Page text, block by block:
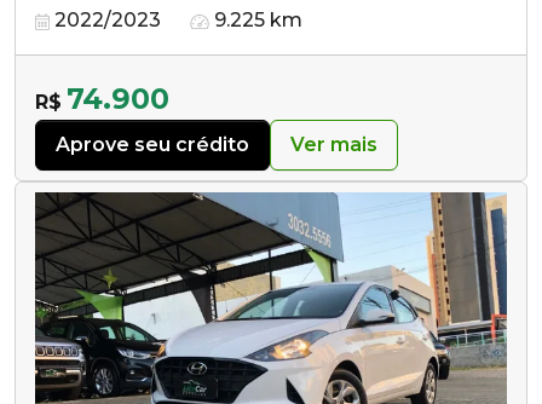
2022/2023 9.225 km
R$ 74.900
Aprove seu crédito Ver mais